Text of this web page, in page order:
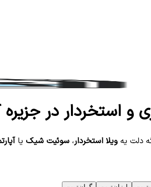
و استخردار در
دلت یه ویلا استخردار، سوئیت شیک یا